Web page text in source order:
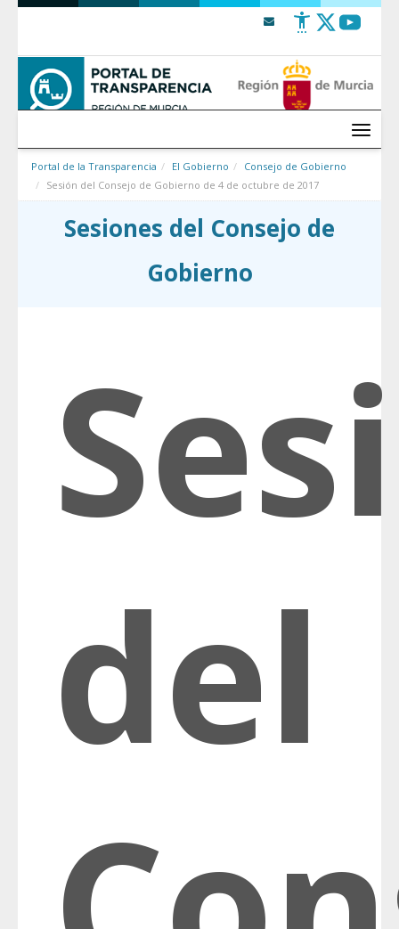
Saltar al contenido
Menú
Portal de la Transparencia El Gobierno
Consejo de Gobierno
Sesión del Consejo de Gobierno de 4 de octubre de 2017
Sesiones del Consejo de
Gobierno
del